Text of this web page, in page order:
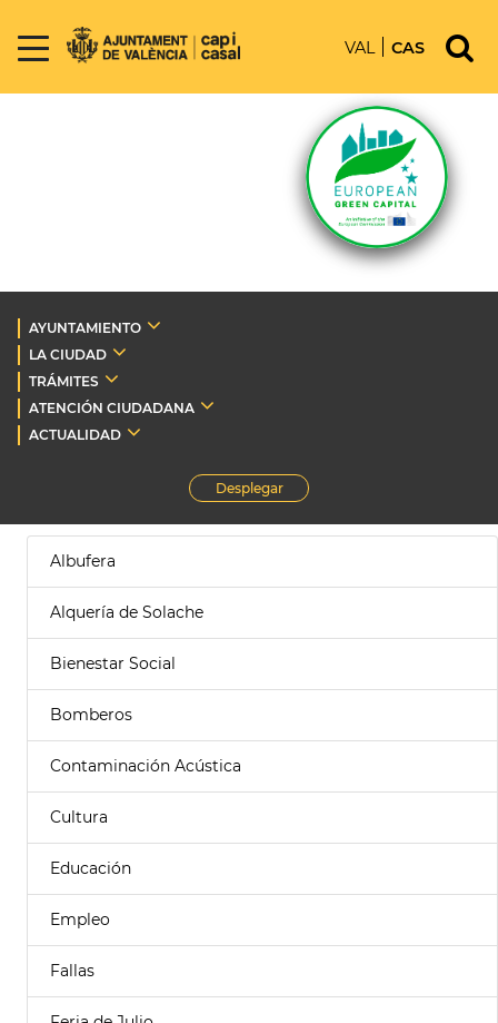
VAL CAS
AYUNTAMIENTO
LA CIUDAD
TRÁMITES
ATENCIÓN CIUDADANA
ACTUALIDAD
Desplegar
Albufera
Alquería de Solache
Bienestar Social
Bomberos
Contaminación Acústica
Cultura
Educación
Empleo
Fallas